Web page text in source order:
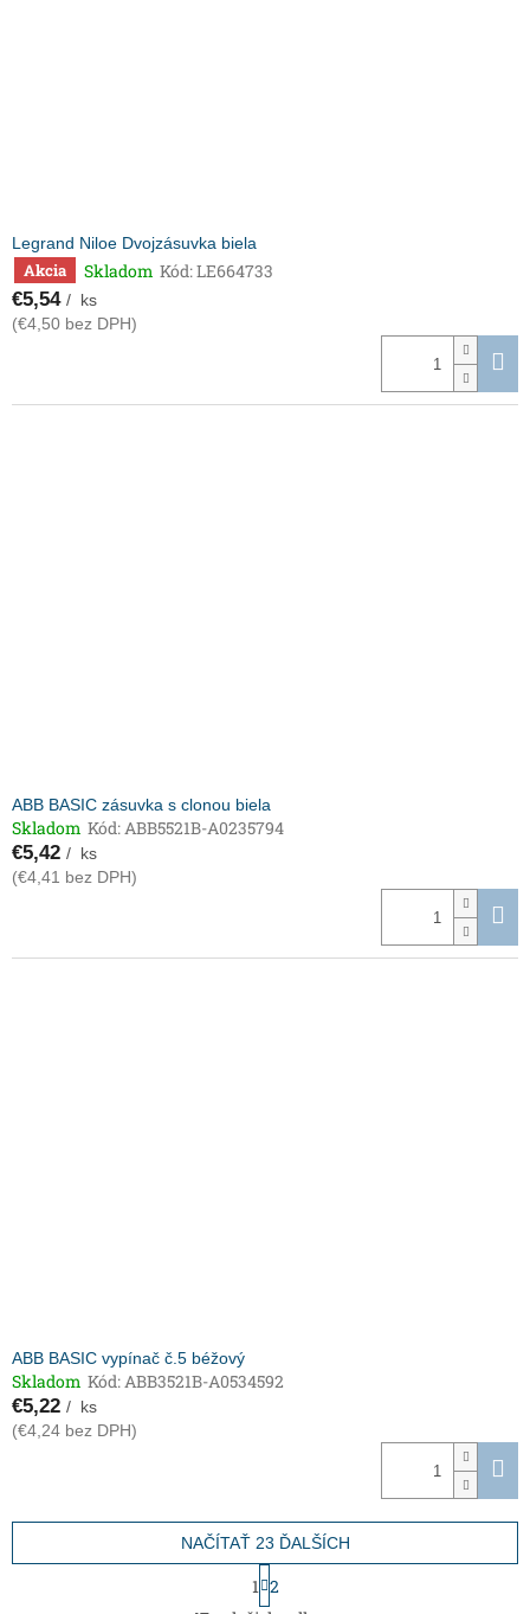
Legrand Niloe Dvojzásuvka biela
Akcia Skladom Kód:LE664733
€5,54 / ks
(€4,50 bez DPH)
ABB BASIC zásuvka s clonou biela
Skladom Kód:ABB5521B-A0235794
€5,42 / ks
(€4,41 bez DPH)
ABB BASIC vypínač č.5 béžový
Skladom Kód:ABB3521B-A0534592
€5,22 / ks
(€4,24 bez DPH)
O
NAČÍTAŤ 23 ĎALŠÍCH
t
1 2